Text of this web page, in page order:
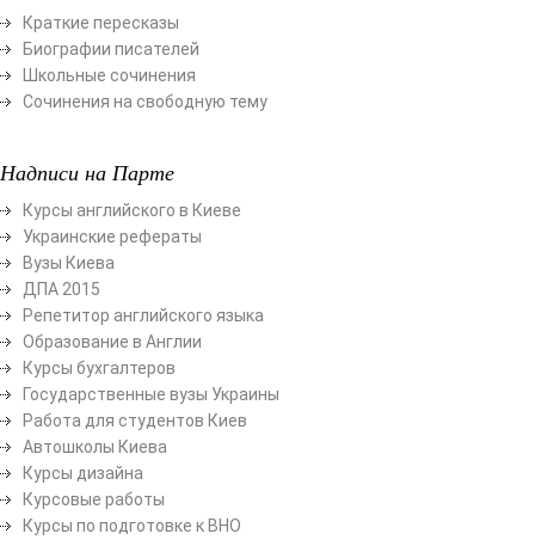
Краткие пересказы
Биографии писателей
Школьные сочинения
Сочинения на свободную тему
Надписи на Парте
Курсы английского в Киеве
Украинские рефераты
Вузы Киева
ДПА 2015
Репетитор английского языка
Образование в Англии
Курсы бухгалтеров
Государственные вузы Украины
Работа для студентов Киев
Автошколы Киева
Курсы дизайна
Курсовые работы
Курсы по подготовке к ВНО